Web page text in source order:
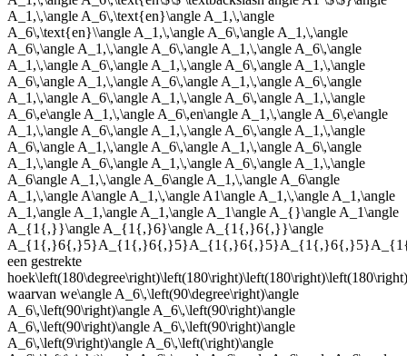
A_1,\,\angle A_6\,\text{en}\angle A_1,\,\angle
A_6\,\text{en}\\angle A_1,\,\angle A_6\,\angle A_1,\,\angle
A_6\,\angle A_1,\,\angle A_6\,\angle A_1,\,\angle A_6\,\angle
A_1,\,\angle A_6\,\angle A_1,\,\angle A_6\,\angle A_1,\,\angle
A_6\,\angle A_1,\,\angle A_6\,\angle A_1,\,\angle A_6\,\angle
A_1,\,\angle A_6\,\angle A_1,\,\angle A_6\,\angle A_1,\,\angle
A_6\,e\angle A_1,\,\angle A_6\,en\angle A_1,\,\angle A_6\,e\angle
A_1,\,\angle A_6\,\angle A_1,\,\angle A_6\,\angle A_1,\,\angle
A_6\,\angle A_1,\,\angle A_6\,\angle A_1,\,\angle A_6\,\angle
A_1,\,\angle A_6\,\angle A_1,\,\angle A_6\,\angle A_1,\,\angle
A_6\angle A_1,\,\angle A_6\angle A_1,\,\angle A_6\angle
A_1,\,\angle A\angle A_1,\,\angle A1\angle A_1,\,\angle A_1,\angle
A_1,\angle A_1,\angle A_1,\angle A_1\angle A_{}\angle A_1\angle
A_{1{,}}\angle A_{1{,}6}\angle A_{1{,}6{,}}\angle
een gestrekte
hoek
waarvan we\angle A_6\,\left(90\degree\right)\angle
A_6\,\left(90\right)\angle A_6\,\left(90\right)\angle
A_6\,\left(90\right)\angle A_6\,\left(90\right)\angle
A_6\,\left(9\right)\angle A_6\,\left(\right)\angle